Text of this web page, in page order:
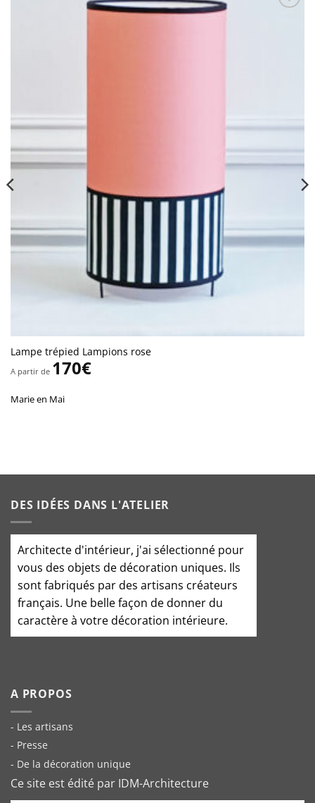
Lampe trépied Lampions rose
A partir de 170€
Marie en Mai
DES IDÉES DANS L'ATELIER
Architecte d'intérieur, j'ai sélectionné pour
vous des objets de décoration uniques. Ils
sont fabriqués par des artisans créateurs
français. Une belle façon de donner du
caractère à votre décoration intérieure.
A PROPOS
- Les artisans
- Presse
- De la décoration unique
Ce site est édité par IDM-Architecture